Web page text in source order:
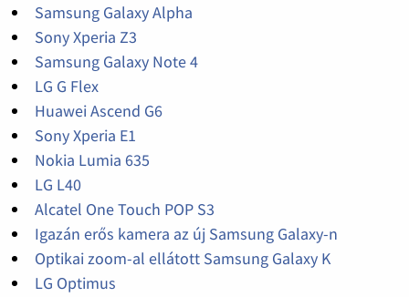
Samsung Galaxy Alpha
Sony Xperia Z3
Samsung Galaxy Note 4
LG G Flex
Huawei Ascend G6
Sony Xperia E1
Nokia Lumia 635
LG L40
Alcatel One Touch POP S3
Igazán erős kamera az új Samsung Galaxy-n
Optikai zoom-al ellátott Samsung Galaxy K
LG Optimus